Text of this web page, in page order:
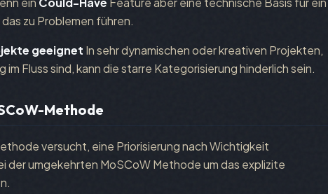
zu Problemen führen.
geeignet In sehr dynamischen oder kreativen Projekten,
Fluss sind, kann die starre Kategorisierung hinderlich sein.
Methode
versucht, eine Priorisierung nach Wichtigkeit
der umgekehrten MoSCoW Methode um das explizite